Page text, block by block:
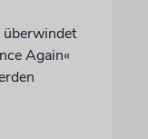
überwindet
Again«